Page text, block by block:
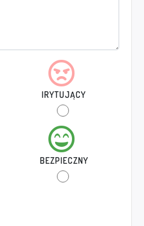
IRYTUJĄCY
BEZPIECZNY